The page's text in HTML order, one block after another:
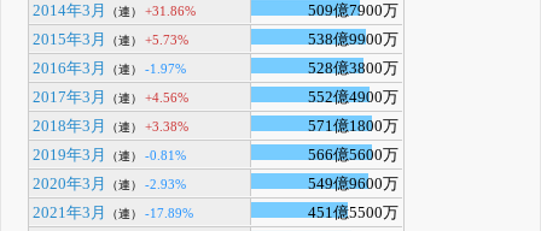
2014年3月
（連） +31.86%
509億7900万
2015年3月
（連） +5.73%
538億9900万
2016年3月
（連） -1.97%
528億3800万
2017年3月
（連） +4.56%
552億4900万
2018年3月
（連） +3.38%
571億1800万
2019年3月
（連） -0.81%
566億5600万
2020年3月
（連） -2.93%
549億9600万
2021年3月
（連） -17.89%
451億5500万